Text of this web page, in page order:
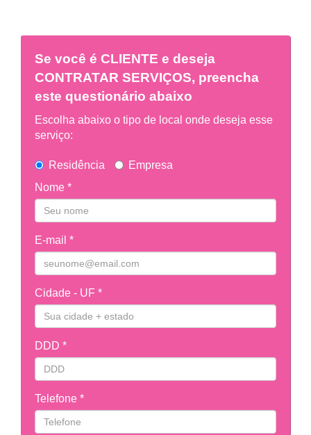
Se você é CLIENTE e deseja
CONTRATAR SERVIÇOS, preencha
este questionário abaixo
Escolha abaixo o tipo de local onde deseja esse
serviço:
Residência
Empresa
Nome *
E-mail *
Cidade - UF *
DDD *
Telefone *